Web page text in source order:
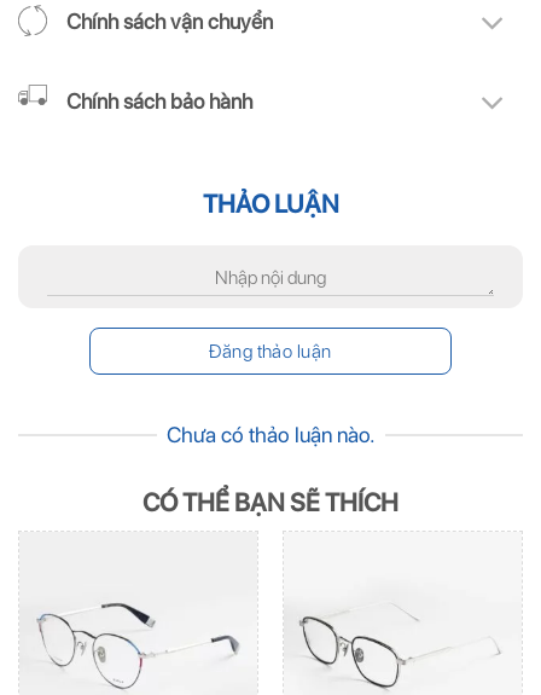
Chính sách vận chuyển
Chính sách bảo hành
THẢO LUẬN
Chưa có thảo luận nào.
CÓ THỂ BẠN SẼ THÍCH